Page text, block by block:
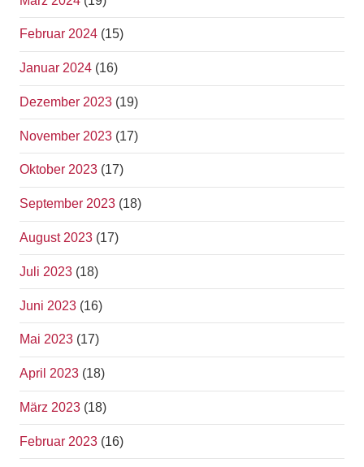
Februar 2024 (15)
Januar 2024 (16)
Dezember 2023 (19)
November 2023 (17)
Oktober 2023 (17)
September 2023 (18)
August 2023 (17)
Juli 2023 (18)
Juni 2023 (16)
Mai 2023 (17)
April 2023 (18)
März 2023 (18)
Februar 2023 (16)